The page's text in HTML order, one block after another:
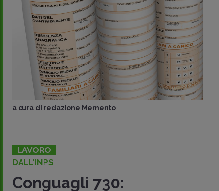
a cura di redazione Memento
LAVORO
DALL'INPS
Conguagli 730: